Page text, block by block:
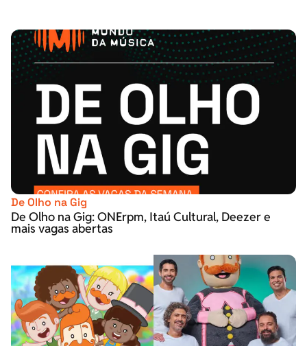
De Olho na Gig
De Olho na Gig: ONErpm, Itaú Cultural, Deezer e
mais vagas abertas